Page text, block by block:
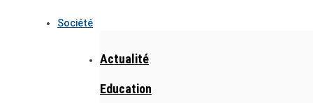
Société
Actualité
Education